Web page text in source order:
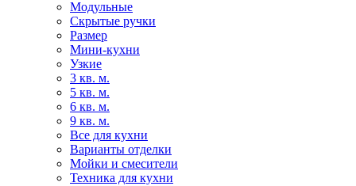
Модульные
Скрытые ручки
Размер
Мини-кухни
Узкие
3 кв. м.
5 кв. м.
6 кв. м.
9 кв. м.
Все для кухни
Варианты отделки
Мойки и смесители
Техника для кухни